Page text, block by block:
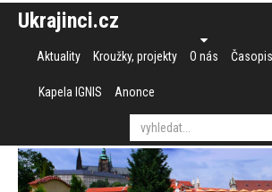
Ukrajinci.cz
Aktuality Kroužky, projekty O nás
Kapela IGNIS Anonce